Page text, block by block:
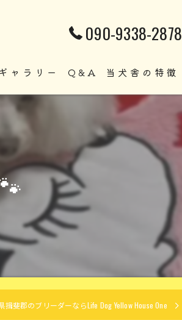
090-9338-2878
ギャラリー Q&A 当犬舎の特徴
自家繁殖
直販
揖斐郡のブリーダーならLife Dog Yellow House One